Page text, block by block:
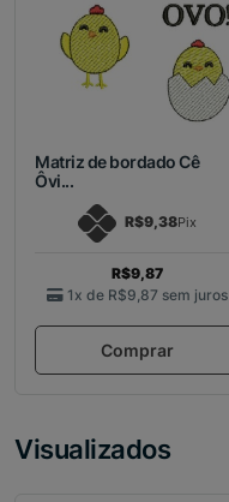
Matriz de bordado Cê
Ôvi...
R$9,38Pix
R$9,87
1x de R$9,87 sem juros
Comprar
Visualizados